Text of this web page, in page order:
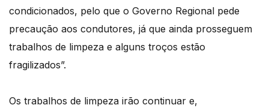
condicionados, pelo que o Governo Regional pede
precaução aos condutores, já que ainda prosseguem
trabalhos de limpeza e alguns troços estão
fragilizados”.
Os trabalhos de limpeza irão continuar e,